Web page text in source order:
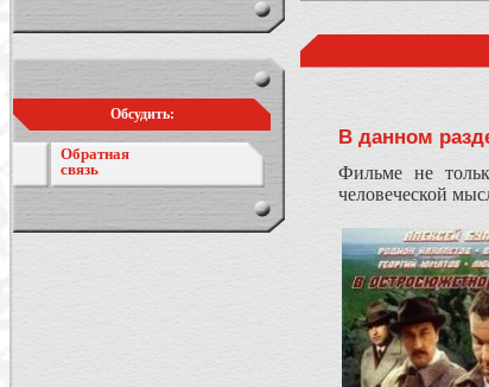
Обсудить:
Обратная
связь
В данном
Фильме не
человеческой